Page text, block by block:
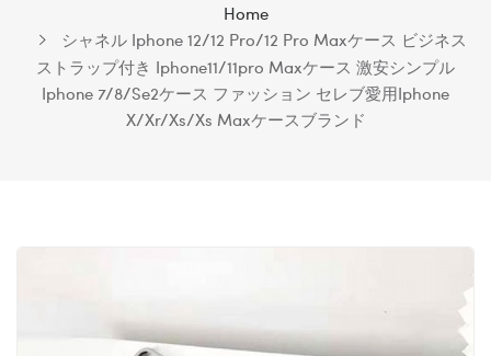
Home
シャネル Iphone 12/12 Pro/12 Pro Maxケース ビジネス
ストラップ付き Iphone11/11pro Maxケース 激安シンプル
Iphone 7/8/se2ケース ファッション セレブ愛用iphone
X/xr/xs/xs Maxケースブランド